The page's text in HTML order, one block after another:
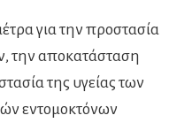
για την προστασία
την αποκατάσταση
της υγείας των
εντομοκτόνων